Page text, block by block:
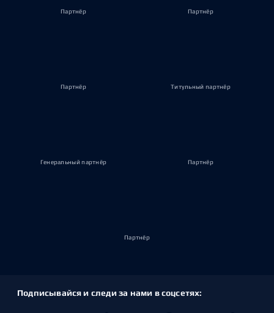
Партнёр Партнёр
Партнёр Титульный партнёр
Генеральный партнёр Партнёр
Партнёр
Подписывайся и следи за нами в соцсетях: